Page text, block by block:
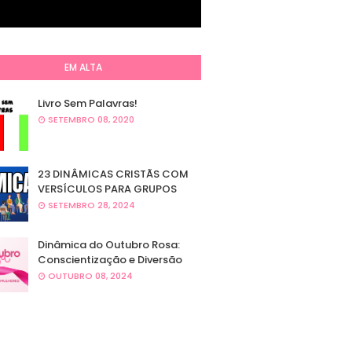
EM ALTA
Livro Sem Palavras!
SETEMBRO 08, 2020
23 DINÂMICAS CRISTÃS COM
VERSÍCULOS PARA GRUPOS
SETEMBRO 28, 2024
Dinâmica do Outubro Rosa:
Conscientização e Diversão
OUTUBRO 08, 2024